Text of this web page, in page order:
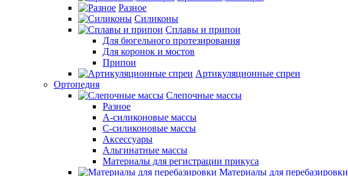
Разное
Силиконы
Сплавы и припои
Для бюгельного протезирования
Для коронок и мостов
Припои
Артикуляционные спреи
Ортопедия
Слепочные массы
Разное
А-силиконовые массы
С-силиконовые массы
Аксессуары
Альгинатные массы
Материалы для регистрации прикуса
Материалы для перебазировки